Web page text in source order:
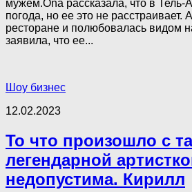
мужем.Ona рассказала, что в Тель-
погода, но ее это не расстраивает.
ресторане и полюбовалась видом
заявила, что ее...
Шоу бизнес
12.02.2023
То что произошло с
легендарной
недопустима. Кирилл